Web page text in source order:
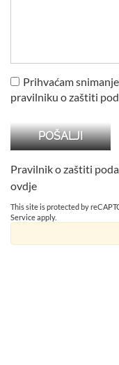
Prihvaćam
pravilniku o zaštiti
Pravilnik o zaštiti
ovdje
This site is protected by
Serviceapply.